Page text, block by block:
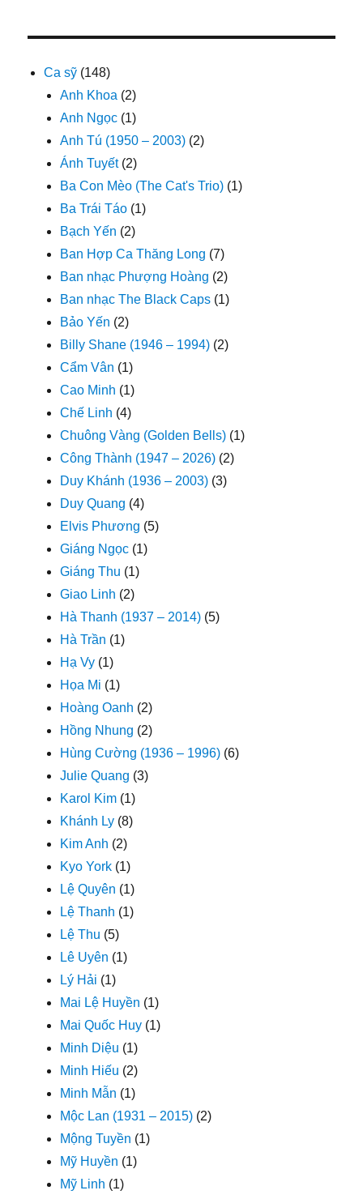
Ca sỹ (148)
Anh Khoa (2)
Anh Ngọc (1)
Anh Tú (1950 – 2003) (2)
Ánh Tuyết(2)
Ba Con Mèo (The Cat's Trio) (1)
Ba Trái Táo (1)
Bạch Yến (2)
Ban Hợp Ca Thăng Long (7)
Ban nhạc Phượng Hoàng (2)
Ban nhạc The Black Caps (1)
Bảo Yến (2)
Billy Shane (1946 – 1994) (2)
Cẩm Vân (1)
Cao Minh (1)
Chế Linh (4)
Chuông Vàng (Golden Bells) (1)
Công Thành (1947 – 2026) (2)
Duy Khánh (1936 – 2003) (3)
Duy Quang (4)
Elvis Phương (5)
Giáng Ngọc (1)
Giáng Thu (1)
Giao Linh (2)
Hà Thanh (1937 – 2014) (5)
Hà Trần (1)
Hạ Vy (1)
Họa Mi (1)
Hoàng Oanh (2)
Hồng Nhung (2)
Hùng Cường (1936 – 1996) (6)
Julie Quang (3)
Karol Kim (1)
Khánh Ly (8)
Kim Anh (2)
Kyo York (1)
Lệ Quyên (1)
Lệ Thanh (1)
Lệ Thu (5)
Lê Uyên (1)
Lý Hải (1)
Mai Lệ Huyền (1)
Mai Quốc Huy (1)
Minh Diệu (1)
Minh Hiếu (2)
Minh Mẫn (1)
Mộc Lan (1931 – 2015) (2)
Mộng Tuyền (1)
Mỹ Huyền (1)
Mỹ Linh (1)